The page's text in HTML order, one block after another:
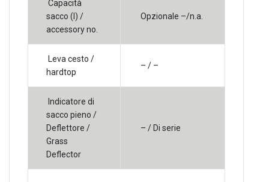
Capacità
sacco (l) /
accessory no.
Opzionale –/n.a.
Leva cesto /
hardtop
– / –
Indicatore di
sacco pieno /
Deflettore /
Grass
Deflector
– / Di serie